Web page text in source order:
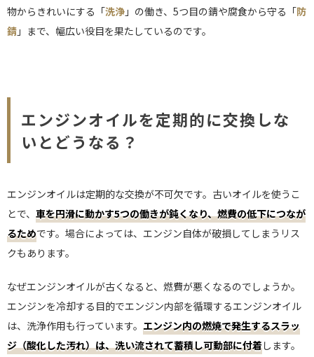
物からきれいにする「洗浄 」の働き、5つ目の錆や腐食から守る「防
錆 」まで、幅広い役目を果たしているのです。
エンジンオイルを定期的に交換しな
いとどうなる？
エンジンオイルは定期的な交換が不可欠です。古いオイルを使うこ
とで、 車を円滑に動かす5つの働きが鈍くなり、燃費の低下につなが
るためです。場合によっては、エンジン自体が破損してしまうリス
クもあります。
なぜエンジンオイルが古くなると、燃費が悪くなるのでしょうか。
エンジンを冷却する目的でエンジン内部を循環するエンジンオイル
は、洗浄作用も行っています。 エンジン内の燃焼で発生するスラッ
ジ（酸化した汚れ）は、洗い流されて蓄積し可動部に付着します。